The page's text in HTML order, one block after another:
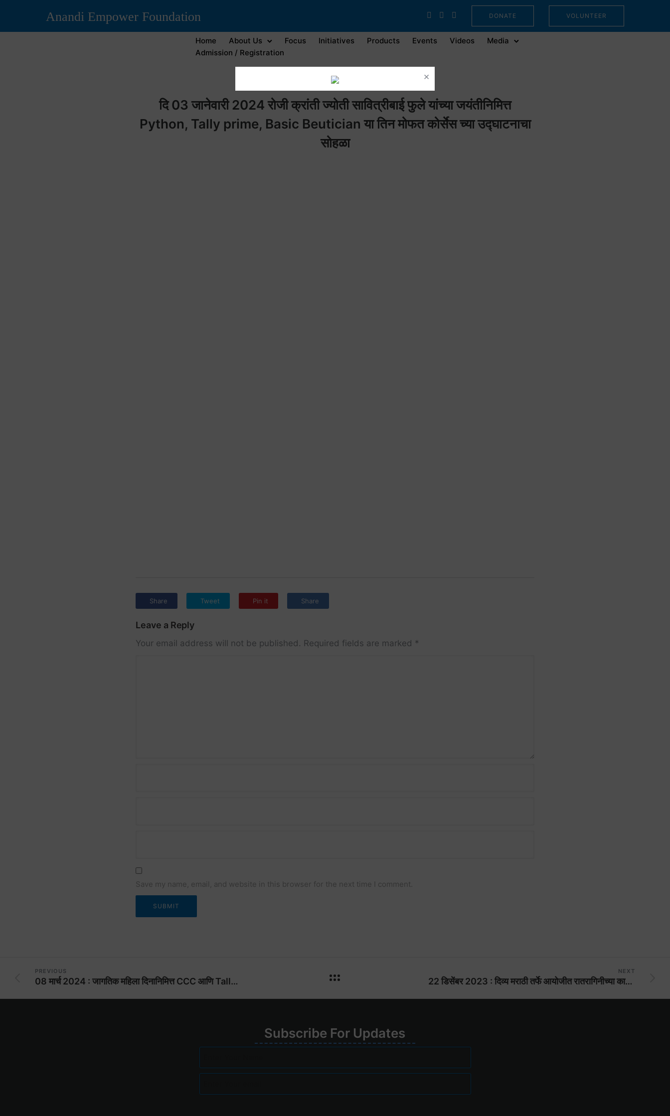
×
Anandi Empower Foundation DONATE VOLUNTEER
Home About Us Focus Initiatives Products Events Videos
Media
Admission / Registration
दि 03 जानेवारी 2024 रोजी क्रांती ज्योती सावित्रीबाई फुले यांच्या जयंतीनिमित्त
Python, Tally prime, Basic Beutician या तिन मोफत कोर्सेस च्या उद्घाटनाचा
सोहळा
Share Tweet Pin it Share
Leave a Reply
Your email address will not be published. Required fields are marked *
Save my name, email, and website in this browser for the next time I comment.
PREVIOUS
08 मार्च 2024 : जागतिक महिला दिनानिमित्त CCC आणि Tally prime with GST कोर्सेसचा शुभारंभ
NEXT
22 डिसेंबर 2023 : दिव्य मराठी तर्फे आयोजीत रातरागिनीच्या कार्यक्रमात आनंदी एम्पॉवर फाउंडेशन मधील महिला
Subscribe For Updates